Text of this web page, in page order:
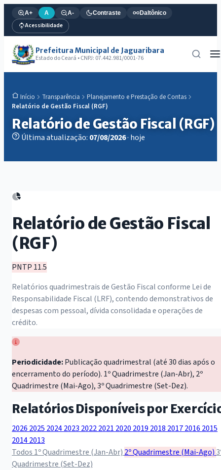
A+ A A- Contraste Daltônico
Acessibilidade
Prefeitura Municipal de Jaguaribara
Estado do Ceará • CNPJ: 07.442.981/0001-76
Início Transparência
Planejamento e Prestação de Contas
Relatório de Gestão Fiscal (RGF)
Relatório de Gestão Fiscal (RGF)
Última atualização: 07/08/2026· hoje
Relatório de Gestão Fiscal
(RGF)
PNTP 11.5
Relatórios quadrimestrais de Gestão Fiscal conforme Lei de
Responsabilidade Fiscal (LRF), contendo demonstrativos de
despesas com pessoal, dívida consolidada e operações de
crédito.
Periodicidade:Publicação quadrimestral (até 30 dias após o
encerramento do período). 1º Quadrimestre (Jan-Abr), 2º
Quadrimestre (Mai-Ago), 3º Quadrimestre (Set-Dez).
Relatórios Disponíveis por
2026 2025 20242023 20222021 2020 2019 2018 20172016 2015
20142013
Todos 1º Quadrimestre (Jan-Abr) 2º Quadrimestre (Mai-Ago)
Quadrimestre (Set-Dez)